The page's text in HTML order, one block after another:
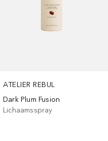
ATELIER REBUL
Dark Plum Fusion
Lichaamsspray